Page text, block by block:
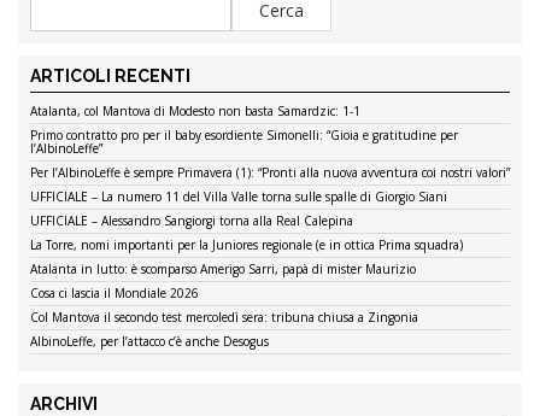
ARTICOLI RECENTI
Atalanta, col Mantova di Modesto non basta Samardzic: 1-1
Primo contratto pro per il baby esordiente Simonelli: “Gioia e gratitudine per
l’AlbinoLeffe”
Per l’AlbinoLeffe è sempre Primavera (1): “Pronti alla nuova avventura coi nostri valori”
UFFICIALE – La numero 11 del Villa Valle torna sulle spalle di Giorgio Siani
UFFICIALE – Alessandro Sangiorgi torna alla Real Calepina
La Torre, nomi importanti per la Juniores regionale (e in ottica Prima squadra)
Atalanta in lutto: è scomparso Amerigo Sarri, papà di mister Maurizio
Cosa ci lascia il Mondiale 2026
Col Mantova il secondo test mercoledì sera: tribuna chiusa a Zingonia
AlbinoLeffe, per l’attacco c’è anche Desogus
ARCHIVI